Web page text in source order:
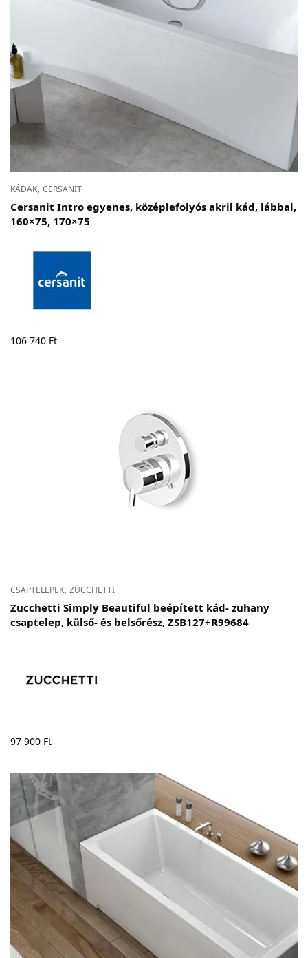
KÁDAK, CERSANIT
Cersanit Intro egyenes, középlefolyós akril kád, lábbal,
160×75, 170×75
106 740 Ft
CSAPTELEPEK, ZUCCHETTI
Zucchetti Simply Beautiful beépített kád- zuhany
csaptelep, külső- és belsőrész, ZSB127+R99684
97 900 Ft